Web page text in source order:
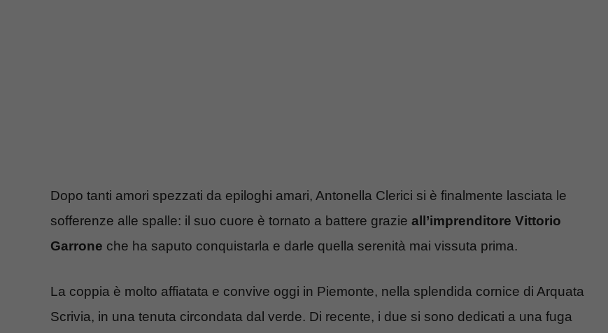
Dopo tanti amori spezzati da epiloghi amari, Antonella Clerici si è finalmente lasciata le
sofferenze alle spalle: il suo cuore è tornato a battere grazie all’imprenditore Vittorio
Garrone che ha saputo conquistarla e darle quella serenità mai vissuta prima.
La coppia è molto affiatata e convive oggi in Piemonte, nella splendida cornice di Arquata
Scrivia, in una tenuta circondata dal verde. Di recente, i due si sono dedicati a una fuga